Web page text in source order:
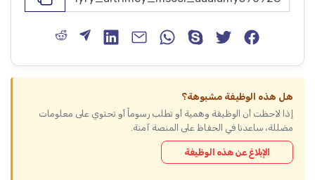
هل هذه الوظيفة مشبوهة؟
إذا لاحظت أن الوظيفة وهمية أو تطلب رسوماً أو تحتوي على معلومات
مضللة، ساعدنا في الحفاظ على المنصة آمنة.
الإبلاغ عن هذه الوظيفة